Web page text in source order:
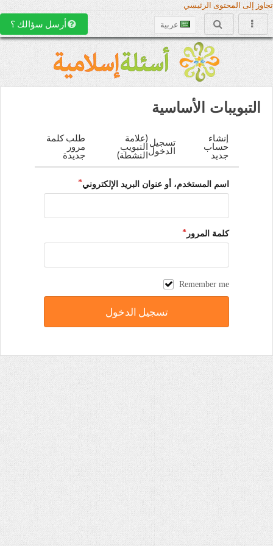
تجاوز إلى المحتوى الرئيسي
عربية أرسل سؤالك ؟
التبويبات الأساسية
إنشاء
حساب
جديد
تسجيل
الدخول
(علامة
التبويب
النشطة)
طلب كلمة
مرور
جديدة
اسم المستخدم، أو عنوان البريد الإلكتروني
كلمة المرور
Remember me